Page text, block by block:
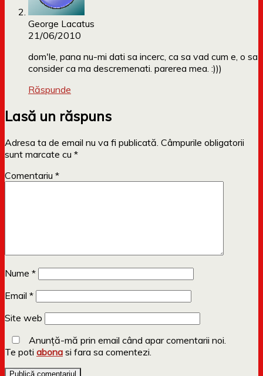
George Lacatus
21/06/2010
dom'le, pana nu-mi dati sa incerc, ca sa vad cum e, o sa
consider ca ma descremenati. parerea mea. :)))
Răspunde
Lasă un răspuns
Adresa ta de email nu va fi publicată. Câmpurile obligatorii
sunt marcate cu *
Comentariu *
Nume *
Email *
Site web
Anunță-mă prin email când apar comentarii noi.
Te poti abona si fara sa comentezi.